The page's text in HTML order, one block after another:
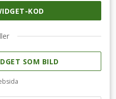
KOD
SOM BILD